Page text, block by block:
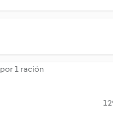
por 1 ración